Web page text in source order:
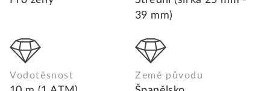
39 mm)
Vodotěsnost Země původu